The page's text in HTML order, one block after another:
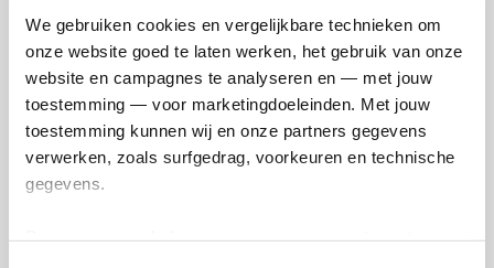
We gebruiken cookies en vergelijkbare technieken om
onze website goed te laten werken, het gebruik van onze
website en campagnes te analyseren en — met jouw
toestemming — voor marketingdoeleinden. Met jouw
toestemming kunnen wij en onze partners gegevens
verwerken, zoals surfgedrag, voorkeuren en technische
gegevens.